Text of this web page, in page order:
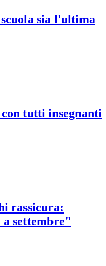
sia l'ultima
tutti insegnanti
rassicura:
settembre"